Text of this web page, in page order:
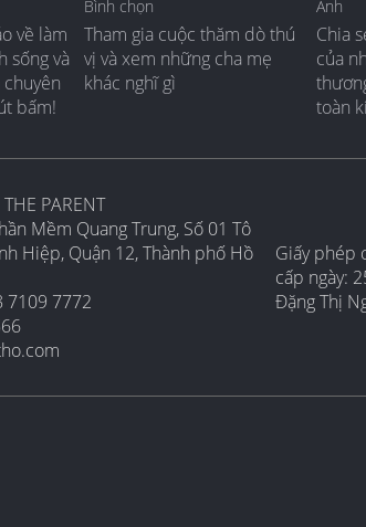
về làm
sống và
bấm!
Bình chọn
Tham gia cuộc thăm dò thú
vị và xem những cha mẹ
khác nghĩ gì
Ảnh
Chia
của
toàn
PARENT
Mềm Quang Trung, Số 01 Tô
Hiệp, Quận 12, Thành phố Hồ
7109 7772
Giấy phép
cấp ngày:
Đặng Thị